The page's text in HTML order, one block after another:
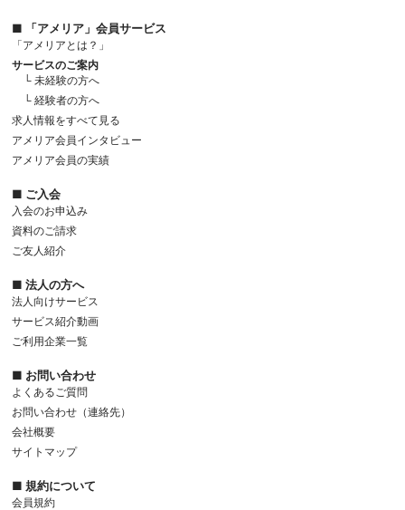
■ 「アメリア」会員サービス
「アメリアとは？」
サービスのご案内
└ 未経験の方へ
└ 経験者の方へ
求人情報をすべて見る
アメリア会員インタビュー
アメリア会員の実績
■ ご入会
入会のお申込み
資料のご請求
ご友人紹介
■ 法人の方へ
法人向けサービス
サービス紹介動画
ご利用企業一覧
■ お問い合わせ
よくあるご質問
お問い合わせ（連絡先）
会社概要
サイトマップ
■ 規約について
会員規約